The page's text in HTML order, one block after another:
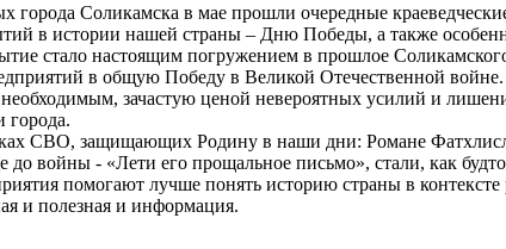
Соликамска в мае прошли очередные
в истории нашей страны – Дню Победы, а также
стало настоящим погружением в прошлое
в общую Победу в Великой Отечественной
зачастую ценой невероятных усилий и
города.
СВО, защищающих Родину в наши дни: Романе
войны - «Лети его прощальное письмо», стали, как
помогают лучше понять историю страны в
и полезная и информация.